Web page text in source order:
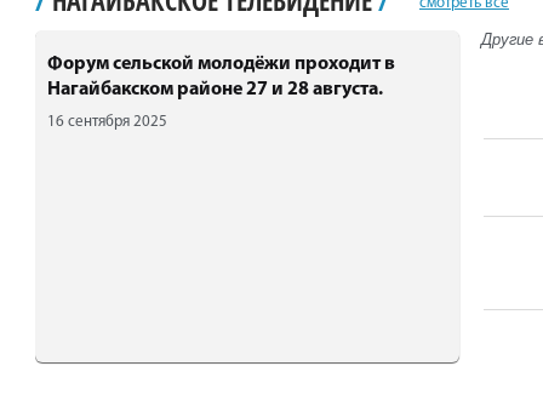
Форум сельской молодёжи проходит в
Нагайбакском районе 27 и 28 августа.
16 сентября 2025
Другие